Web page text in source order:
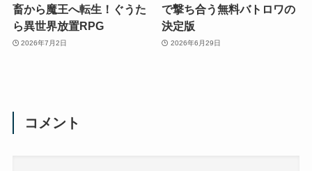
畜から魔王へ転生！ぐうた
ら異世界放置RPG
2026年7月2日
で撃ち合う無料バトロワの
決定版
2026年6月29日
コメント